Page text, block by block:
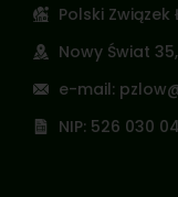
Polski Związek
Nowy Świat
e-mail:
NIP: 526 030